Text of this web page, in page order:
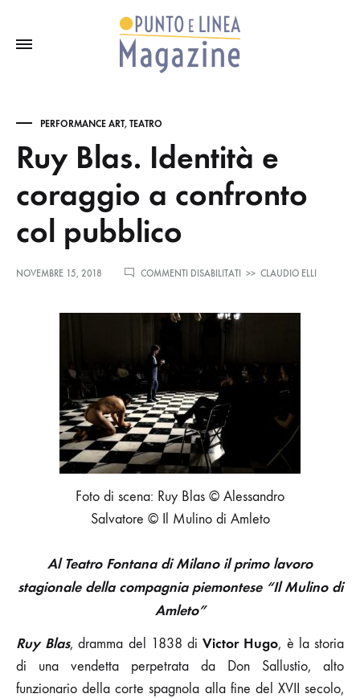
PERFORMANCE ART, TEATRO
Ruy Blas. Identità e
coraggio a confronto
col pubblico
NOVEMBRE 15, 2018 COMMENTI DISABILITATI
SU
IDENTITÀ
CONFRONTO
>> CLAUDIO ELLI
Foto di scena: Ruy Blas © Alessandro
Salvatore © Il Mulino di Amleto
Al Teatro Fontana di Milano il primo lavoro
stagionale della compagnia piemontese “Il Mulino di
Amleto”
Ruy Blas, dramma del 1838 diVictor Hugo, è la storia
di una vendetta perpetrata da Don Sallustio, alto
funzionario della corte spagnola alla fine del XVII secolo,